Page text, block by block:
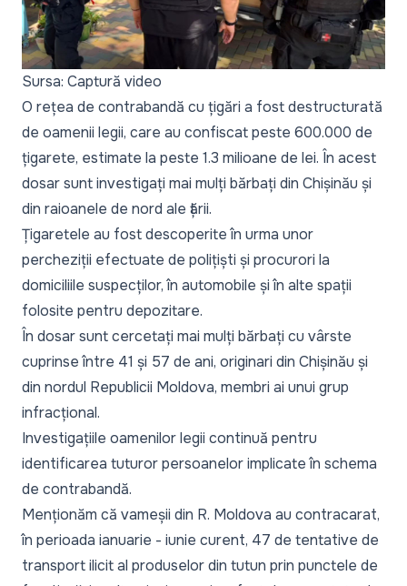
Sursa: Captură video
O rețea de contrabandă cu țigări a fost destructurată
de oamenii legii, care au confiscat peste 600.000 de
țigarete, estimate la peste 1.3 milioane de lei. În acest
dosar sunt investigați mai mulți bărbați din Chișinău și
din raioanele de nord ale țării.
Țigaretele au fost descoperite în urma unor
percheziții efectuate de polițiști și procurori la
domiciliile suspecților, în automobile și în alte spații
folosite pentru depozitare.
În dosar sunt cercetați mai mulți bărbați cu vârste
cuprinse între 41 și 57 de ani, originari din Chișinău și
din nordul Republicii Moldova, membri ai unui grup
infracțional.
Investigațiile oamenilor legii continuă pentru
identificarea tuturor persoanelor implicate în schema
de contrabandă.
Menționăm că vameșii din R. Moldova au contracarat,
în perioada ianuarie - iunie curent, 47 de tentative de
transport ilicit al produselor din tutun prin punctele de